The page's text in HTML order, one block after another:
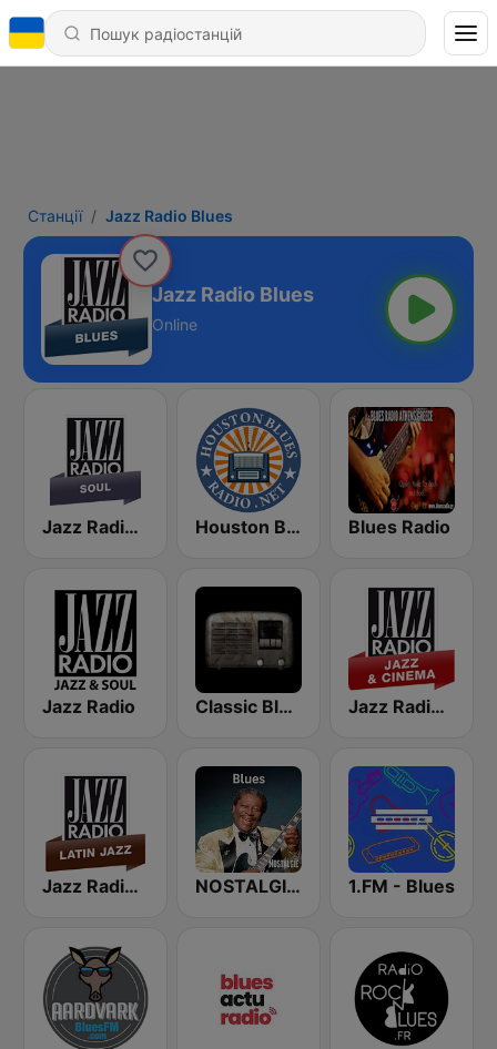
Станції Jazz Radio Blues
Jazz Radio Blues
Online
Jazz Radio Soul Houston Blues Radio Blues Radio
Jazz Radio Classic Blues Radio Jazz Radio Jazz & Cinema
Jazz Radio Latin Jazz NOSTALGIE BLUES 1.FM - Blues